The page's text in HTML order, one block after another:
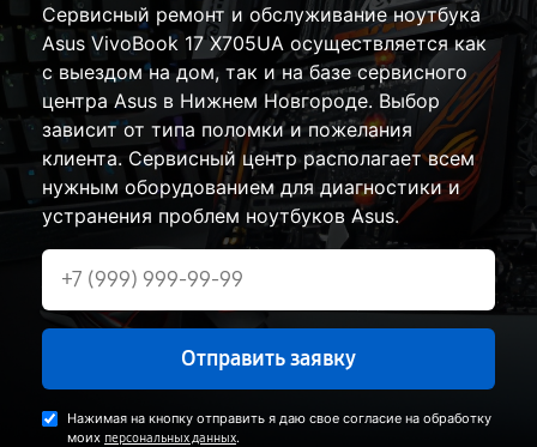
Сервисный ремонт и обслуживание ноутбука
Asus VivoBook 17 X705UA осуществляется как
с выездом на дом, так и на базе сервисного
центра Asus в Нижнем Новгороде. Выбор
зависит от типа поломки и пожелания
клиента. Сервисный центр располагает всем
нужным оборудованием для диагностики и
устранения проблем ноутбуков Asus.
Отправить заявку
Нажимая на кнопку отправить я даю свое согласие на обработку
моих персональных данных.